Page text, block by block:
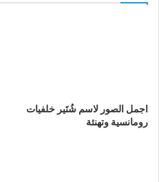
اجمل الصور لاسم شُتَير خلفيات
رومانسية وتهنئة